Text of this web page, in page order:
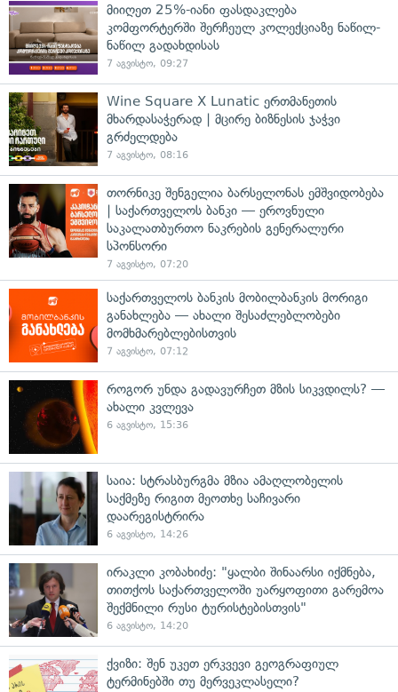
მიიღეთ 25%-იანი ფასდაკლება
კომფორტერში შერჩეულ კოლექციაზე ნაწილ-
ნაწილ გადახდისას
7 აგვისტო, 09:27
Wine Square X Lunatic ერთმანეთის
მხარდასაჭერად | მცირე ბიზნესის ჯაჭვი
გრძელდება
7 აგვისტო, 08:16
თორნიკე შენგელია ბარსელონას ემშვიდობება
| საქართველოს ბანკი — ეროვნული
საკალათბურთო ნაკრების გენერალური
სპონსორი
7 აგვისტო, 07:20
საქართველოს ბანკის მობილბანკის მორიგი
განახლება — ახალი შესაძლებლობები
მომხმარებლებისთვის
7 აგვისტო, 07:12
როგორ უნდა გადავურჩეთ მზის სიკვდილს? —
ახალი კვლევა
6 აგვისტო, 15:36
საია: სტრასბურგმა მზია ამაღლობელის
საქმეზე რიგით მეოთხე საჩივარი
დაარეგისტრირა
6 აგვისტო, 14:26
ირაკლი კობახიძე: "ყალბი შინაარსი იქმნება,
თითქოს საქართველოში უარყოფითი გარემოა
შექმნილი რუსი ტურისტებისთვის"
6 აგვისტო, 14:20
ქვიზი: შენ უკეთ ერკვევი გეოგრაფიულ
ტერმინებში თუ მერვეკლასელი?